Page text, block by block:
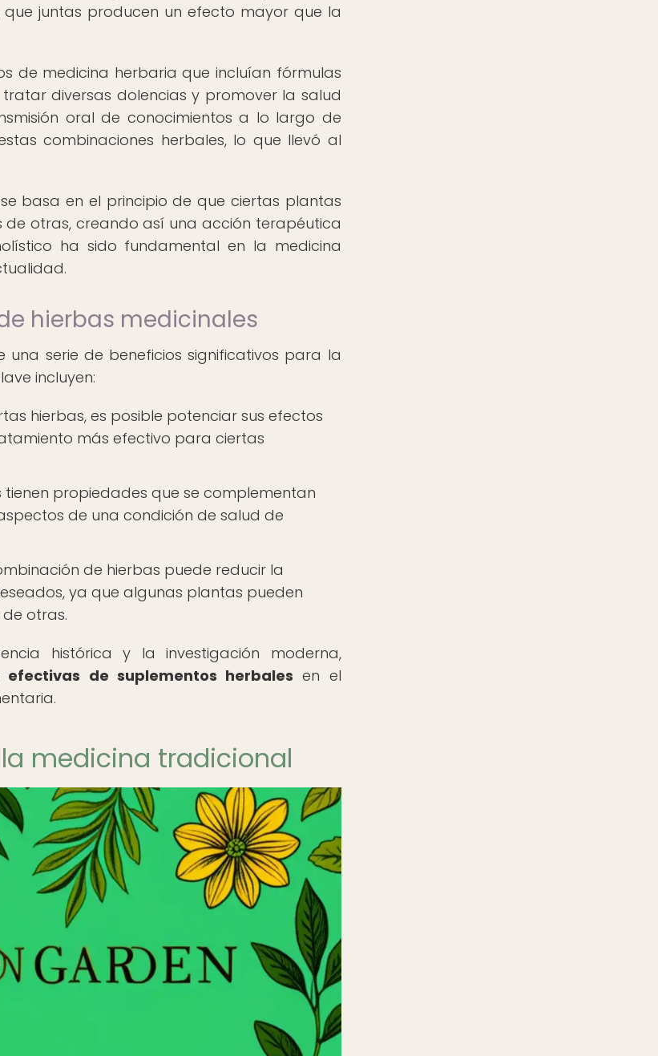
juntas producen un efecto mayor que la
de medicina herbaria que incluían fórmulas
diversas dolencias y promover la salud
oral de conocimientos a lo largo de
combinaciones herbales, lo que llevó al
basa en el principio de que ciertas plantas
otras, creando así una acción terapéutica
ha sido fundamental en la medicina
hierbas medicinales
serie de beneficios significativos para la
incluyen:
hierbas, es posible potenciar sus efectos
más efectivo para ciertas
tienen propiedades que se complementan
de una condición de salud de
de hierbas puede reducir la
ya que algunas plantas pueden
otras.
histórica y la investigación moderna,
efectivas de suplementos herbales en el
medicina tradicional